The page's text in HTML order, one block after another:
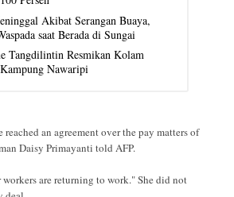
Akibat Serangan Buaya,
saat Berada di Sungai
Tangdilintin Resmikan Kolam
Nawaripi
reached an agreement over the pay matters of
Daisy Primayanti told AFP.
workers are returning to work." She did not